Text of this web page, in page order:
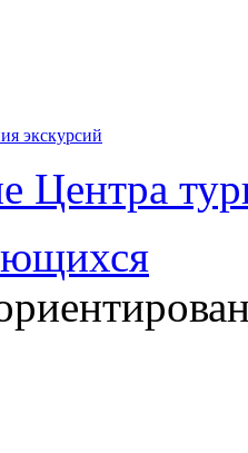
экскурсий
Центра